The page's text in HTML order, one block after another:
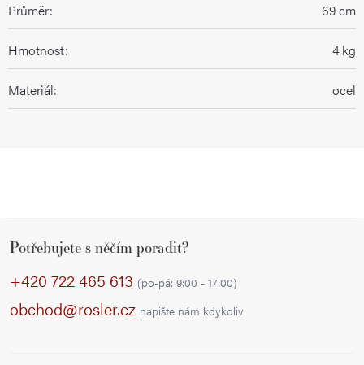
Průměr: 69 cm
Hmotnost: 4 kg
Materiál: ocel
Potřebujete s něčím poradit?
+420 722 465 613 (po-pá: 9:00 - 17:00)
obchod@rosler.cz napište nám kdykoliv